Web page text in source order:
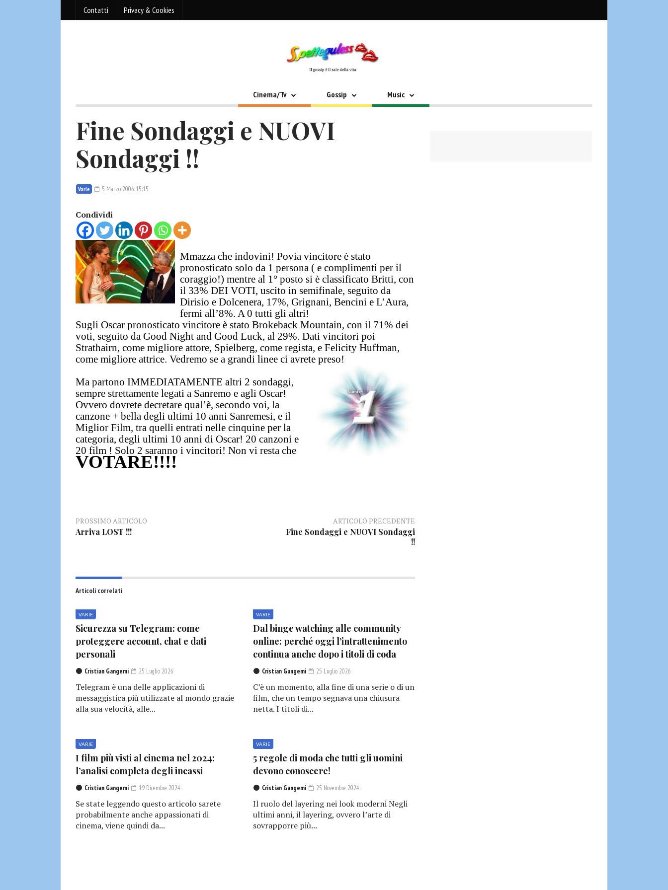
Contatti Privacy & Cookies
Cinema/Tv Gossip Music
Fine Sondaggi e NUOVI
Sondaggi !!
Varie 5 Marzo 2006 15:15
Condividi
Mmazza che indovini! Povia vincitore è stato
pronosticato solo da 1 persona ( e complimenti per il
coraggio!) mentre al 1° posto si è classificato Britti, con
il 33% DEI VOTI, uscito in semifinale, seguito da
Dirisio e Dolcenera, 17%, Grignani, Bencini e L’Aura,
fermi all’8%. A 0 tutti gli altri!
Sugli Oscar pronosticato vincitore è stato Brokeback Mountain, con il 71% dei
voti, seguito da Good Night and Good Luck, al 29%. Dati vincitori poi
Strathairn, come migliore attore, Spielberg, come regista, e Felicity Huffman,
come migliore attrice. Vedremo se a grandi linee ci avrete preso!
Ma partono IMMEDIATAMENTE altri 2 sondaggi,
sempre strettamente legati a Sanremo e agli Oscar!
Ovvero dovrete decretare qual’è, secondo voi, la
canzone + bella degli ultimi 10 anni Sanremesi, e il
Miglior Film, tra quelli entrati nelle cinquine per la
categoria, degli ultimi 10 anni di Oscar! 20 canzoni e
20 film ! Solo 2 saranno i vincitori! Non vi resta che
VOTARE!!!!
PROSSIMO ARTICOLO
Arriva LOST !!!
ARTICOLO PRECEDENTE
Fine Sondaggi e NUOVI Sondaggi
!!
Articoli correlati
VARIE
Sicurezza su Telegram: come
proteggere account, chat e dati
personali
Cristian Gangemi 25 Luglio 2026
Telegram è una delle applicazioni di
messaggistica più utilizzate al mondo grazie
alla sua velocità, alle...
VARIE
Dal binge watching alle community
online: perché oggi l’intrattenimento
continua anche dopo i titoli di coda
Cristian Gangemi 25 Luglio 2026
C’è un momento, alla fine di una serie o di un
film, che un tempo segnava una chiusura
netta. I titoli di...
VARIE
I film più visti al cinema nel 2024:
l’analisi completa degli incassi
Cristian Gangemi 19 Dicembre 2024
Se state leggendo questo articolo sarete
probabilmente anche appassionati di
cinema, viene quindi da...
VARIE
5 regole di moda che tutti gli uomini
devono conoscere!
Cristian Gangemi 25 Novembre 2024
Il ruolo del layering nei look moderni Negli
ultimi anni, il layering, ovvero l’arte di
sovrapporre più...